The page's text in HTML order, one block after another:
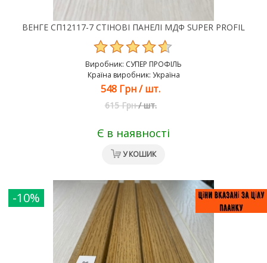
ВЕНГЕ СП12117-7 СТІНОВІ ПАНЕЛІ МДФ SUPER PROFIL
Виробник: СУПЕР ПРОФІЛЬ
Країна виробник: Україна
548 Грн/шт.
615 Грн /шт.
Є в наявності
У КОШИК
-10%